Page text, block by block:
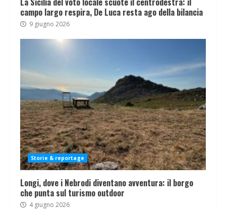
campo largo respira, De Luca resta ago della bilancia
9 giugno 2026
Storie & reportage
Longi, dove i Nebrodi diventano avventura: il borgo
che punta sul turismo outdoor
4 giugno 2026